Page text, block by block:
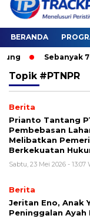
BERANDA
Sebanyak 70
Topik #PTNPR
Berita
Prianto Tantang
Pembebasan
Melibatkan
Berkekuatan
Sabtu, 23 Mei 2026 - 13:07
Berita
Jeritan Eno, Anak
Peninggalan Ayah